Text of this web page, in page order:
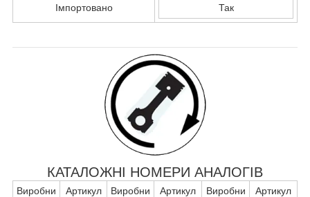
Імпортовано Так
КАТАЛОЖНІ НОМЕРИ АНАЛОГІВ
Виробни
Артикул
Виробни
Артикул
Виробни
Артикул